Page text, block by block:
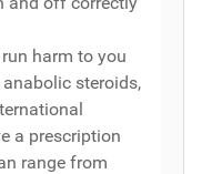
harm to you
steroids,
a prescription
range from